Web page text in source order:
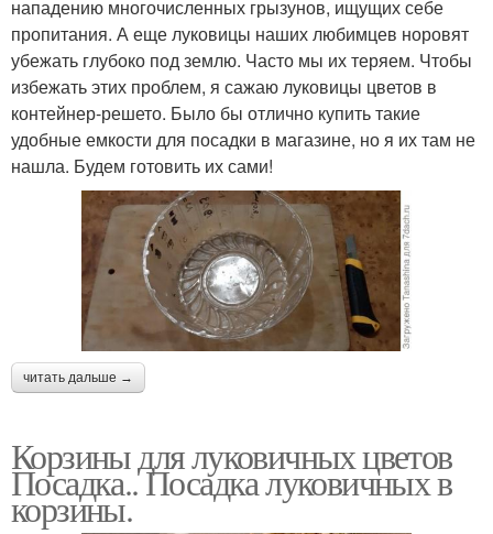
нападению многочисленных грызунов, ищущих себе
пропитания. А еще луковицы наших любимцев норовят
убежать глубоко под землю. Часто мы их теряем. Чтобы
избежать этих проблем, я сажаю луковицы цветов в
контейнер-решето. Было бы отлично купить такие
удобные емкости для посадки в магазине, но я их там не
нашла. Будем готовить их сами!
читать дальше →
Корзины для луковичных цветов
Посадка.. Посадка луковичных в
корзины.